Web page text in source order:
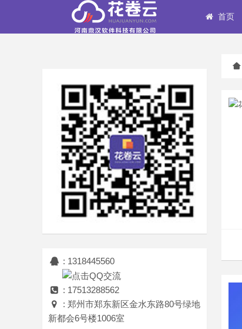
首页
: 1318445560
: 17513288562
: 郑州市郑东新区金水东路80号绿地
新都会6号楼1006室